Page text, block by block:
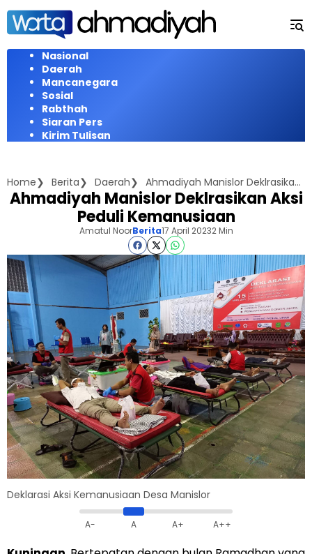
Langsung
konten
Nasional
Daerah
Mancanegara
Sosial
Rabthah
Siaran Pers
Kirim Tulisan
Home Berita Daerah Ahmadiyah Manislor Deklrasikan Aksi Peduli Kemanusiaan
Ahmadiyah Manislor Deklrasikan Aksi
Peduli Kemanusiaan
Amatul NoorBerita17 April 20232 Min
Deklarasi Aksi Kemanusiaan Desa Manislor
A- A A+ A++